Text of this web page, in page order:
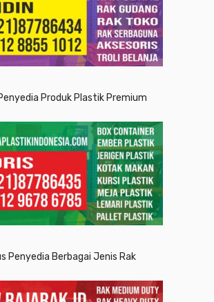
Produk Plastik Premium
Penyedia Berbagai Jenis Rak